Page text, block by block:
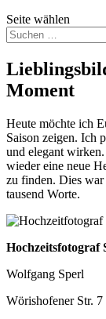
Seite wählen
Moment
Heute möchte ich
Saison zeigen. Ich
und elegant
wieder eine neue
zu finden. Dies
tausend Worte.
Hochzeitsfotograf
Wolfgang Sperl
Wörishofener Str. 7